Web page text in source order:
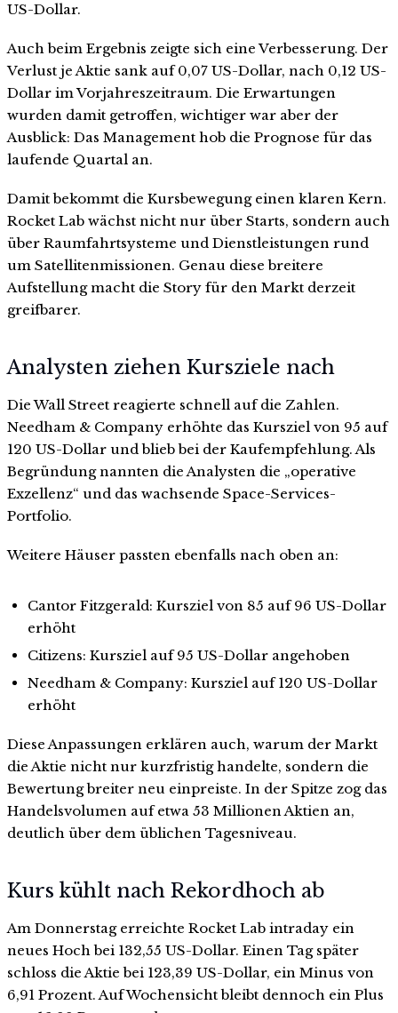
US-Dollar.
Auch beim Ergebnis zeigte sich eine Verbesserung. Der
Verlust je Aktie sank auf 0,07 US-Dollar, nach 0,12 US-
Dollar im Vorjahreszeitraum. Die Erwartungen
wurden damit getroffen, wichtiger war aber der
Ausblick: Das Management hob die Prognose für das
laufende Quartal an.
Damit bekommt die Kursbewegung einen klaren Kern.
Rocket Lab wächst nicht nur über Starts, sondern auch
über Raumfahrtsysteme und Dienstleistungen rund
um Satellitenmissionen. Genau diese breitere
Aufstellung macht die Story für den Markt derzeit
greifbarer.
Analysten ziehen Kursziele nach
Die Wall Street reagierte schnell auf die Zahlen.
Needham & Company erhöhte das Kursziel von 95 auf
120 US-Dollar und blieb bei der Kaufempfehlung. Als
Begründung nannten die Analysten die „operative
Exzellenz“ und das wachsende Space-Services-
Portfolio.
Weitere Häuser passten ebenfalls nach oben an:
Cantor Fitzgerald: Kursziel von 85 auf 96 US-Dollar
erhöht
Citizens: Kursziel auf 95 US-Dollar angehoben
Needham & Company: Kursziel auf 120 US-Dollar
erhöht
Diese Anpassungen erklären auch, warum der Markt
die Aktie nicht nur kurzfristig handelte, sondern die
Bewertung breiter neu einpreiste. In der Spitze zog das
Handelsvolumen auf etwa 53 Millionen Aktien an,
deutlich über dem üblichen Tagesniveau.
Kurs kühlt nach Rekordhoch ab
Am Donnerstag erreichte Rocket Lab intraday ein
neues Hoch bei 132,55 US-Dollar. Einen Tag später
schloss die Aktie bei 123,39 US-Dollar, ein Minus von
6,91 Prozent. Auf Wochensicht bleibt dennoch ein Plus